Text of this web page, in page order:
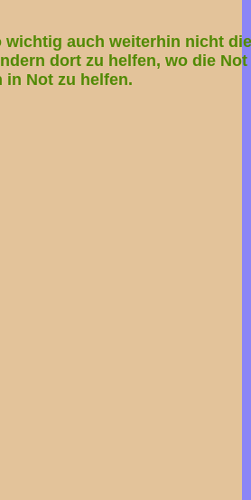
wichtig auch weiterhin nicht
dort zu helfen, wo die
in Not zu helfen.